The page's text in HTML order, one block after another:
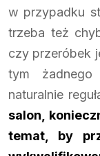
w przypadku
trzeba też
czy przeróbek
tym
naturalnie
salon,
temat, by